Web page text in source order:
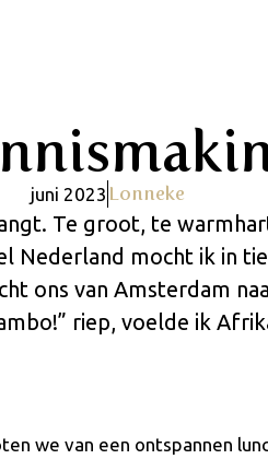
juni 2023 Lonneke
Te groot, te
Nederland mocht ik in
ons van Amsterdam
riep, voelde ik
we van een ontspannen